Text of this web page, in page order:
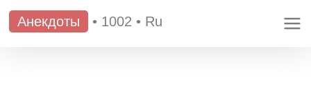
Анекдоты • 1002 • Ru